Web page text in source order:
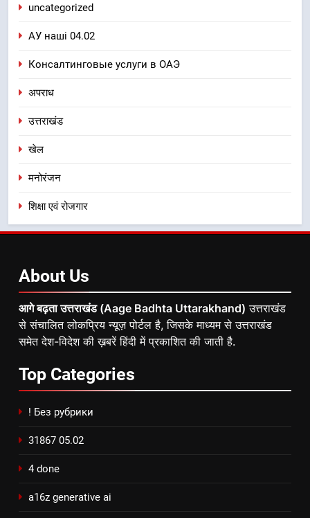
uncategorized
АУ наші 04.02
Консалтинговые услуги в ОАЭ
अपराध
उत्तराखंड
खेल
मनोरंजन
शिक्षा एवं रोजगार
About Us
आगे बढ़ता उत्तराखंड (Aage Badhta Uttarakhand) उत्तराखंड
से संचालित लोकप्रिय न्यूज़ पोर्टल है, जिसके माध्यम से उत्तराखंड
समेत देश-विदेश की ख़बरें हिंदी में प्रकाशित की जाती है.
Top Categories
! Без рубрики
31867 05.02
4 done
a16z generative ai